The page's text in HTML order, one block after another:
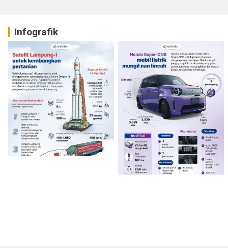
Infografik